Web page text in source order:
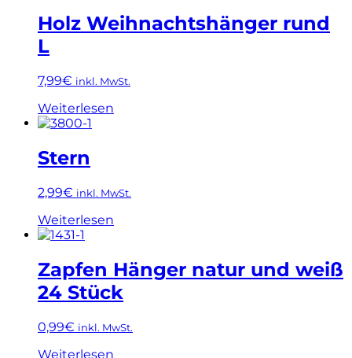
Holz Weihnachtshänger rund
L
7,99€ inkl. MwSt.
Weiterlesen
Stern
2,99€ inkl. MwSt.
Weiterlesen
Zapfen Hänger natur und weiß
24 Stück
0,99€ inkl. MwSt.
Weiterlesen